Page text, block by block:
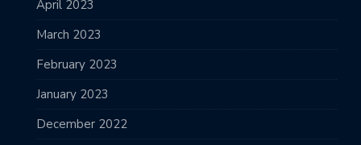
April 2023
March 2023
February 2023
January 2023
December 2022